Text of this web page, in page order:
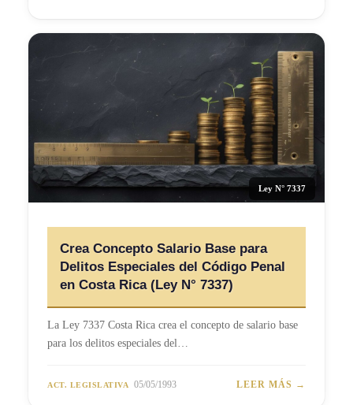
Ley N° 7337
Crea Concepto Salario Base para
Delitos Especiales del Código Penal
en Costa Rica (Ley N° 7337)
La Ley 7337 Costa Rica crea el concepto de salario base
para los delitos especiales del…
ACT. LEGISLATIVA 05/05/1993 LEER MÁS →